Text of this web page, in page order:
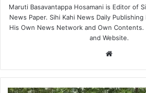
Maruti Basavantappa Hosamani is Editor of
News Paper. Sihi Kahi News Daily
His Own News Network and Own
and Website.
Website